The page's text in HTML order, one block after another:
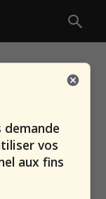
demande
vos
aux fins